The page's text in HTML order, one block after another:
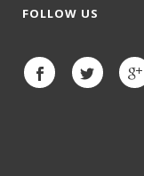
FOLLOW US